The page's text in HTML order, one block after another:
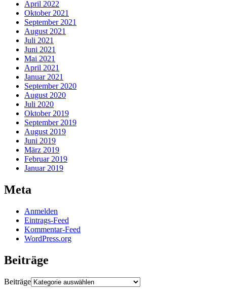
April 2022
Oktober 2021
September 2021
August 2021
Juli 2021
Juni 2021
Mai 2021
April 2021
Januar 2021
September 2020
August 2020
Juli 2020
Oktober 2019
September 2019
August 2019
Juni 2019
März 2019
Februar 2019
Januar 2019
Meta
Anmelden
Eintrags-Feed
Kommentar-Feed
WordPress.org
Beiträge
Beiträge